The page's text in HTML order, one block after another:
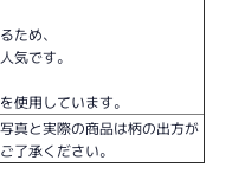
ため、
気です。
使用しています。
真と実際の商品は柄の出方が
了承ください。